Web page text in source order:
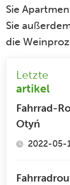
Sie
Sie
die
Letzte
artikel
Fahrrad-
Otyń
2022-05-